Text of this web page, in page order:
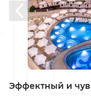
Эффектный и